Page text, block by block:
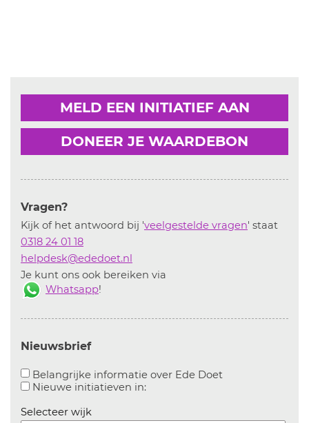
MELD EEN INITIATIEF AAN
DONEER JE WAARDEBON
Vragen?
Kijk of het antwoord bij 'veelgestelde vragen' staat
0318 24 01 18
helpdesk@ededoet.nl
Je kunt ons ook bereiken via
Whatsapp!
Nieuwsbrief
Belangrijke informatie over Ede Doet
Nieuwe initiatieven in:Aanvinken om informatie over
Selecteer wijk